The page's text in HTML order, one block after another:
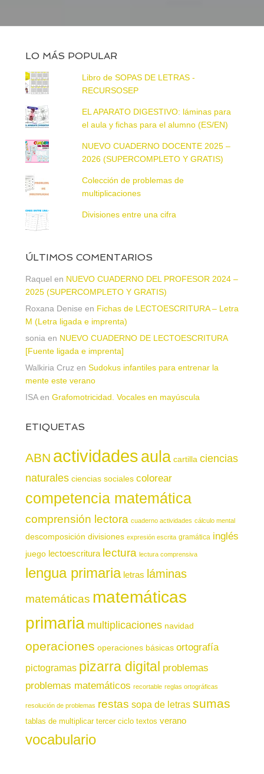
LO MÁS POPULAR
Libro de SOPAS DE LETRAS -
RECURSOSEP
EL APARATO DIGESTIVO: láminas para
el aula y fichas para el alumno (ES/EN)
NUEVO CUADERNO DOCENTE 2025 –
2026 (SUPERCOMPLETO Y GRATIS)
Colección de problemas de
multiplicaciones
Divisiones entre una cifra
ÚLTIMOS COMENTARIOS
Raquel en NUEVO CUADERNO DEL PROFESOR 2024 –
2025 (SUPERCOMPLETO Y GRATIS)
Roxana Denise en Fichas de LECTOESCRITURA – Letra
M (Letra ligada e imprenta)
sonia en NUEVO CUADERNO DE LECTOESCRITURA
[Fuente ligada e imprenta]
Walkiria Cruz en Sudokus infantiles para entrenar la
mente este verano
ISAen Grafomotricidad. Vocales en mayúscula
ETIQUETAS
ABN actividadesaula cartilla ciencias
naturales ciencias sociales colorear
competencia matemática
comprensión lectora cuaderno actividades cálculo mental
descomposición divisiones expresión escrita gramática inglés
juego lectoescritura lectura lectura comprensiva
lengua primaria letras láminas
matemáticas matemáticas
primaria multiplicaciones navidad
operaciones operaciones básicas ortografía
pictogramas pizarra digital problemas
problemas matemáticos recortable reglas ortográficas
resolución de problemas restas sopa de letras sumas
tablas de multiplicar tercer ciclo textos verano
vocabulario